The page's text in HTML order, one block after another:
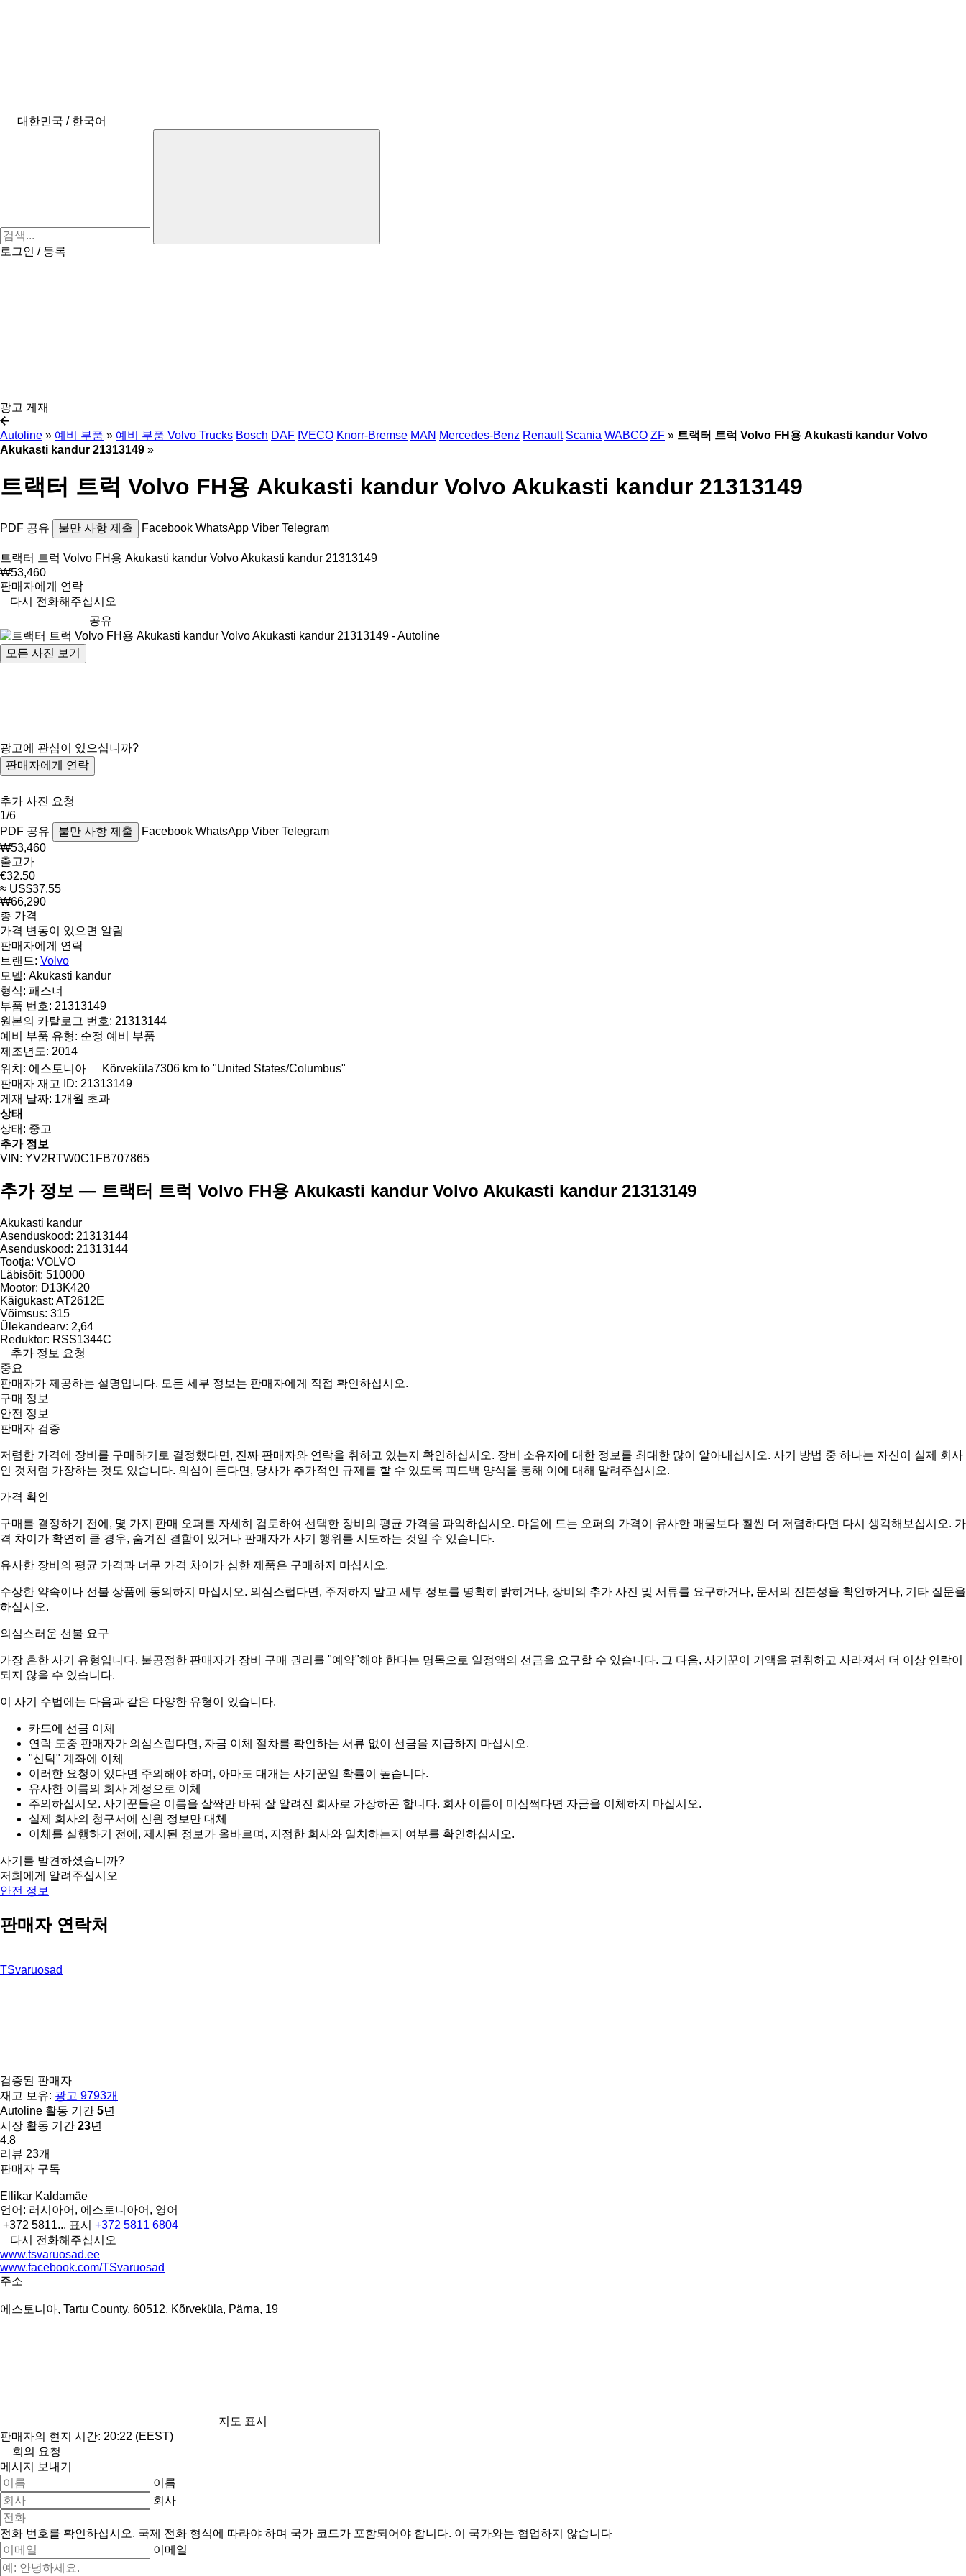
대한민국 / 한국어
로그인 / 등록
광고 게재
Autoline » 예비 부품 » 예비 부품 Volvo Trucks Bosch DAF IVECO Knorr-Bremse MAN Mercedes-Benz Renault Scania WABCO ZF » 트랙터 트럭 Volvo FH용 Akukasti kandur Volvo
Akukasti kandur 21313149 »
트랙터 트럭 Volvo FH용 Akukasti kandur Volvo Akukasti kandur 21313149
PDF 공유 불만 사항 제출 Facebook WhatsApp Viber Telegram
트랙터 트럭 Volvo FH용 Akukasti kandur Volvo Akukasti kandur 21313149
₩53,460
판매자에게 연락
다시 전화해주십시오
공유
모든 사진 보기
광고에 관심이 있으십니까?
판매자에게 연락
추가 사진 요청
1/6
PDF 공유 불만 사항 제출 Facebook WhatsApp Viber Telegram
₩53,460
출고가
€32.50
≈ US$37.55
₩66,290
총 가격
가격 변동이 있으면 알림
판매자에게 연락
브랜드: Volvo
모델: Akukasti kandur
형식: 패스너
부품 번호: 21313149
원본의 카탈로그 번호: 21313144
예비 부품 유형: 순정 예비 부품
제조년도: 2014
위치: 에스토니아 Kõrveküla7306 km to "United States/Columbus"
판매자 재고 ID: 21313149
게재 날짜: 1개월 초과
상태
상태: 중고
추가 정보
VIN: YV2RTW0C1FB707865
추가 정보 — 트랙터 트럭 Volvo FH용 Akukasti kandur Volvo Akukasti kandur 21313149
Akukasti kandur
Asenduskood: 21313144
Asenduskood: 21313144
Tootja: VOLVO
Läbisõit: 510000
Mootor: D13K420
Käigukast: AT2612E
Võimsus: 315
Ülekandearv: 2,64
Reduktor: RSS1344C
추가 정보 요청
중요
판매자가 제공하는 설명입니다. 모든 세부 정보는 판매자에게 직접 확인하십시오.
구매 정보
안전 정보
판매자 검증
저렴한 가격에 장비를 구매하기로 결정했다면, 진짜 판매자와 연락을 취하고 있는지 확인하십시오. 장비 소유자에 대한 정보를 최대한 많이 알아내십시오. 사기 방법 중 하나는 자신이 실제 회사
인 것처럼 가장하는 것도 있습니다. 의심이 든다면, 당사가 추가적인 규제를 할 수 있도록 피드백 양식을 통해 이에 대해 알려주십시오.
가격 확인
구매를 결정하기 전에, 몇 가지 판매 오퍼를 자세히 검토하여 선택한 장비의 평균 가격을 파악하십시오. 마음에 드는 오퍼의 가격이 유사한 매물보다 훨씬 더 저렴하다면 다시 생각해보십시오. 가
격 차이가 확연히 클 경우, 숨겨진 결함이 있거나 판매자가 사기 행위를 시도하는 것일 수 있습니다.
유사한 장비의 평균 가격과 너무 가격 차이가 심한 제품은 구매하지 마십시오.
수상한 약속이나 선불 상품에 동의하지 마십시오. 의심스럽다면, 주저하지 말고 세부 정보를 명확히 밝히거나, 장비의 추가 사진 및 서류를 요구하거나, 문서의 진본성을 확인하거나, 기타 질문을
하십시오.
의심스러운 선불 요구
가장 흔한 사기 유형입니다. 불공정한 판매자가 장비 구매 권리를 "예약"해야 한다는 명목으로 일정액의 선금을 요구할 수 있습니다. 그 다음, 사기꾼이 거액을 편취하고 사라져서 더 이상 연락이
되지 않을 수 있습니다.
이 사기 수법에는 다음과 같은 다양한 유형이 있습니다.
카드에 선금 이체
연락 도중 판매자가 의심스럽다면, 자금 이체 절차를 확인하는 서류 없이 선금을 지급하지 마십시오.
"신탁" 계좌에 이체
이러한 요청이 있다면 주의해야 하며, 아마도 대개는 사기꾼일 확률이 높습니다.
유사한 이름의 회사 계정으로 이체
주의하십시오. 사기꾼들은 이름을 살짝만 바꿔 잘 알려진 회사로 가장하곤 합니다. 회사 이름이 미심쩍다면 자금을 이체하지 마십시오.
실제 회사의 청구서에 신원 정보만 대체
이체를 실행하기 전에, 제시된 정보가 올바르며, 지정한 회사와 일치하는지 여부를 확인하십시오.
사기를 발견하셨습니까?
저희에게 알려주십시오
안전 정보
판매자 연락처
TSvaruosad
검증된 판매자
재고 보유: 광고 9793개
Autoline 활동 기간 5년
시장 활동 기간 23년
4.8
리뷰 23개
판매자 구독
Ellikar Kaldamäe
언어: 러시아어, 에스토니아어, 영어
+372 5811... 표시 +372 5811 6804
다시 전화해주십시오
www.tsvaruosad.ee
www.facebook.com/TSvaruosad
주소
에스토니아, Tartu County, 60512, Kõrveküla, Pärna, 19
지도 표시
판매자의 현지 시간: 20:22 (EEST)
회의 요청
메시지 보내기
이름
회사
전화 번호를 확인하십시오. 국제 전화 형식에 따라야 하며 국가 코드가 포함되어야 합니다. 이 국가와는 협업하지 않습니다
이메일